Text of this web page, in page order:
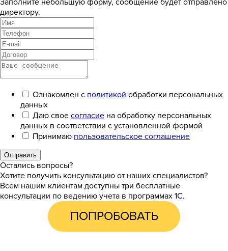
директору.
Ознакомлен с политикой обработки персональных
данных
Даю свое согласие на обработку персональных
данных в соответствии с установленной формой
Принимаю пользовательское соглашение
Отправить
Остались вопросы?
Хотите получить консультацию от наших специалистов?
Всем нашим клиентам доступны три бесплатные
консультации по ведению учета в программах 1С.
ПОПРОБОВАТЬ